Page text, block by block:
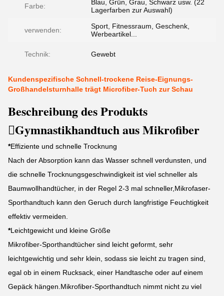
Farbe:
Blau, Grün, Grau, Schwarz usw. (22
Lagerfarben zur Auswahl)
verwenden:
Sport, Fitnessraum, Geschenk,
Werbeartikel...
Technik: Gewebt
Kundenspezifische Schnell-trockene Reise-Eignungs-
Großhandelsturnhalle trägt Microfiber-Tuch zur Schau
Beschreibung des Produkts
Gymnastikhandtuch aus Mikrofiber
*Effiziente und schnelle Trocknung
Nach der Absorption kann das Wasser schnell verdunsten, und
die schnelle Trocknungsgeschwindigkeit ist viel schneller als
Baumwollhandtücher, in der Regel 2-3 mal schneller,Mikrofaser-
Sporthandtuch kann den Geruch durch langfristige Feuchtigkeit
effektiv vermeiden.
*Leichtgewicht und kleine Größe
Mikrofiber-Sporthandtücher sind leicht geformt, sehr
leichtgewichtig und sehr klein, sodass sie leicht zu tragen sind,
egal ob in einem Rucksack, einer Handtasche oder auf einem
Gepäck hängen.Mikrofiber-Sporthandtuch nimmt nicht zu viel